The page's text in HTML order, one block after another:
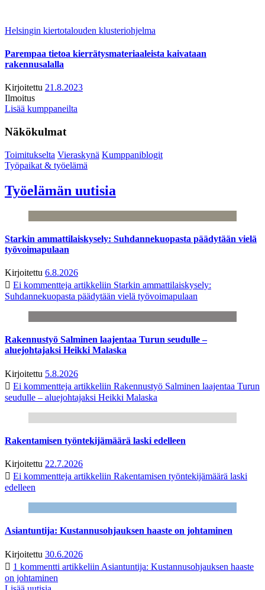
Helsingin kiertotalouden klusteriohjelma
Parempaa tietoa kierrätysmateriaaleista kaivataan
rakennusalalla
Kirjoitettu 21.8.2023
Ilmoitus
Lisää kumppaneilta
Näkökulmat
Toimitukselta Vieraskynä Kumppaniblogit
Työpaikat & työelämä
Työelämän uutisia
Starkin ammattilaiskysely: Suhdannekuopasta päädytään vielä
työvoimapulaan
Kirjoitettu 6.8.2026
Ei kommentteja artikkeliin Starkin ammattilaiskysely:
Suhdannekuopasta päädytään vielä työvoimapulaan
Rakennustyö Salminen laajentaa Turun seudulle –
aluejohtajaksi Heikki Malaska
Kirjoitettu 5.8.2026
Ei kommentteja artikkeliin Rakennustyö Salminen laajentaa Turun
seudulle – aluejohtajaksi Heikki Malaska
Rakentamisen työntekijämäärä laski edelleen
Kirjoitettu 22.7.2026
Ei kommentteja artikkeliin Rakentamisen työntekijämäärä laski
edelleen
Asiantuntija: Kustannusohjauksen haaste on johtaminen
Kirjoitettu 30.6.2026
1 kommentti artikkeliin Asiantuntija: Kustannusohjauksen haaste
on johtaminen